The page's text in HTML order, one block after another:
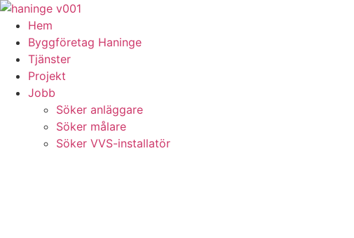
Skip
content
Hem
Byggföretag Haninge
Tjänster
Projekt
Jobb
Söker anläggare
Söker målare
Söker VVS-installatör